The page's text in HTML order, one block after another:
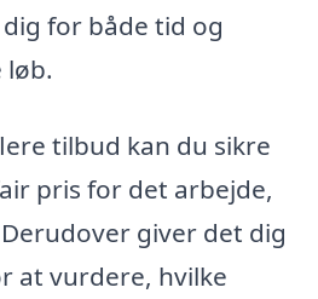
for både tid og
løb.
tilbud kan du sikre
pris for det arbejde,
giver det dig
at vurdere, hvilke